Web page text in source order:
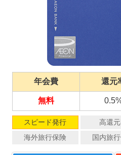
年会費 還元
無料
スピード発行 高還
海外旅行保険
国内旅